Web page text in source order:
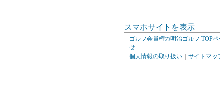
スマホサイトを表示
ゴルフ会員権の明治ゴルフ TOPペ
せ
個人情報の取り扱い
サイトマッ